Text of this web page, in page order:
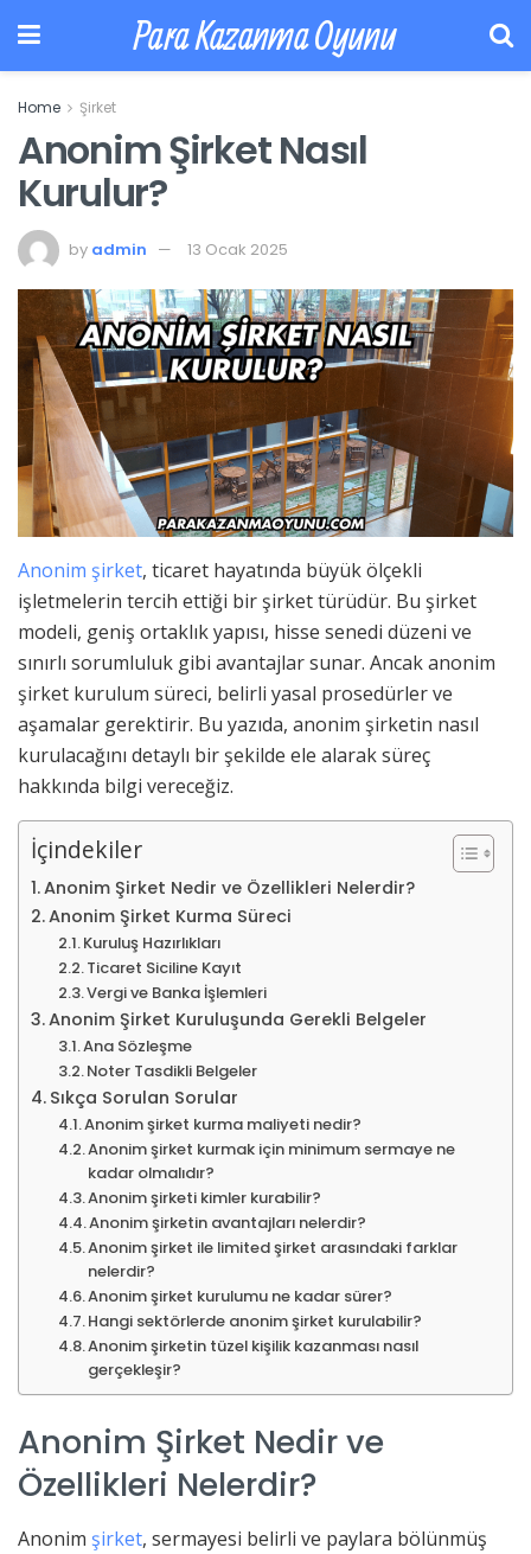
Para Kazanma Oyunu
Home Şirket
Anonim Şirket Nasıl
Kurulur?
by admin 13 Ocak 2025
Anonim şirket, ticaret hayatında büyük ölçekli
işletmelerin tercih ettiği bir şirket türüdür. Bu şirket
modeli, geniş ortaklık yapısı, hisse senedi düzeni ve
sınırlı sorumluluk gibi avantajlar sunar. Ancak anonim
şirket kurulum süreci, belirli yasal prosedürler ve
aşamalar gerektirir. Bu yazıda, anonim şirketin nasıl
kurulacağını detaylı bir şekilde ele alarak süreç
hakkında bilgi vereceğiz.
İçindekiler
Anonim Şirket Nedir ve Özellikleri Nelerdir?
Anonim Şirket Kurma Süreci
Kuruluş Hazırlıkları
Ticaret Siciline Kayıt
Vergi ve Banka İşlemleri
Anonim Şirket Kuruluşunda Gerekli Belgeler
Ana Sözleşme
Noter Tasdikli Belgeler
Sıkça Sorulan Sorular
Anonim şirket kurma maliyeti nedir?
Anonim şirket kurmak için minimum sermaye ne
kadar olmalıdır?
Anonim şirketi kimler kurabilir?
Anonim şirketin avantajları nelerdir?
Anonim şirket ile limited şirket arasındaki farklar
nelerdir?
Anonim şirket kurulumu ne kadar sürer?
Hangi sektörlerde anonim şirket kurulabilir?
Anonim şirketin tüzel kişilik kazanması nasıl
gerçekleşir?
Anonim Şirket Nedir ve
Özellikleri Nelerdir?
Anonim şirket, sermayesi belirli ve paylara bölünmüş